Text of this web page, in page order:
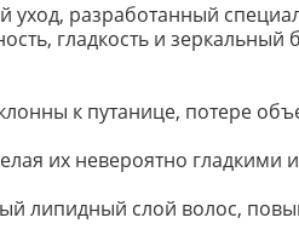
разработанный
гладкость и зеркальный
к путанице, потере
их невероятно
липидный слой волос,